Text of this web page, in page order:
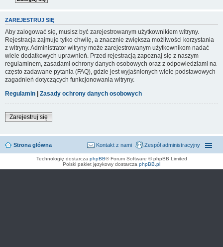
ZAREJESTRUJ SIĘ
Aby zalogować się, musisz być zarejestrowanym użytkownikiem witryny.
Rejestracja zajmuje tylko chwilę, a znacznie zwiększa możliwości korzystania
z witryny. Administrator witryny może zarejestrowanym użytkownikom nadać
wiele dodatkowych uprawnień. Przed rejestracją zapoznaj się z naszym
regulaminem, zasadami ochrony danych osobowych oraz z odpowiedziami na
często zadawane pytania (FAQ), gdzie jest wyjaśnionych wiele podstawowych
zagadnień dotyczących funkcjonowania witryny.
Regulamin | Zasady ochrony danych osobowych
Zarejestruj się
Strona główna Zespół administracyjny
Kontakt z nami
Technologię dostarcza phpBB® Forum Software © phpBB Limited
Polski pakiet językowy dostarcza phpBB.pl